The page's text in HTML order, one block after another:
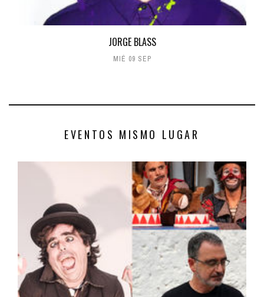
JORGE BLASS
MIÉ 09 SEP
EVENTOS MISMO LUGAR